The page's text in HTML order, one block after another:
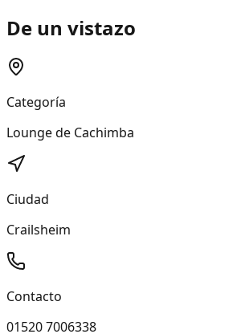
De un vistazo
Categoría
Lounge de Cachimba
Ciudad
Crailsheim
Contacto
01520 7006338